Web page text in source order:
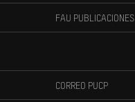
FAU PUBLICACIONES
CORREO PUCP